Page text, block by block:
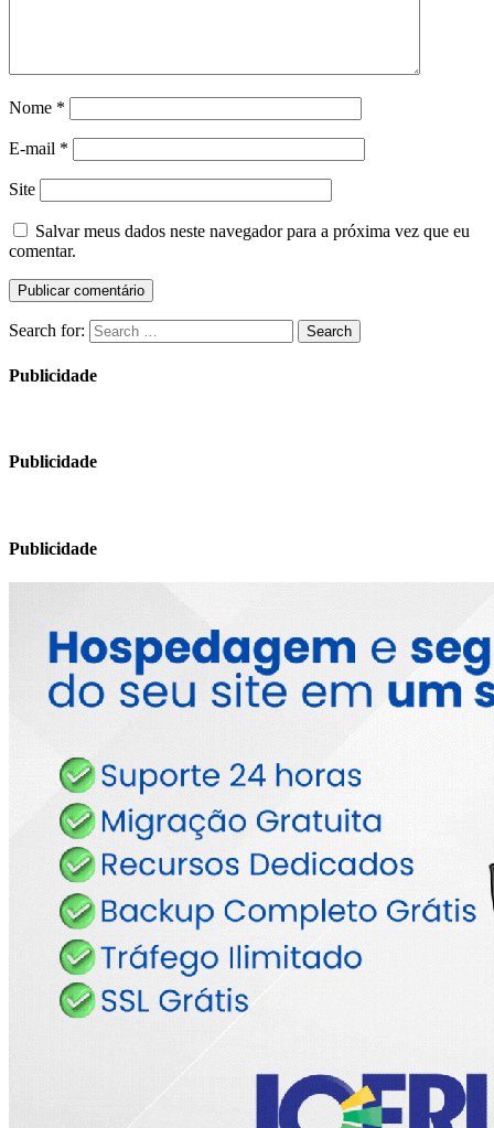
Nome *
E-mail *
Site
Salvar meus dados neste navegador para a próxima vez que eu
comentar.
Search for: Search
Publicidade
Publicidade
Publicidade